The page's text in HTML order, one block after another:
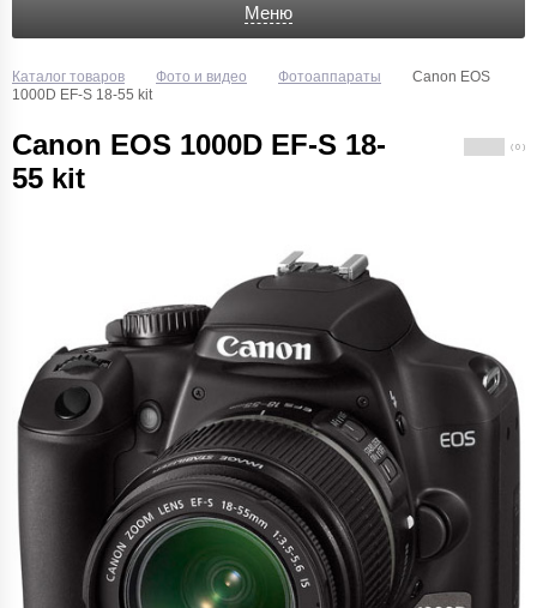
Меню
Каталог товаров Фото и видео Фотоаппараты
Canon EOS
1000D EF-S 18-55 kit
Canon EOS 1000D EF-S 18-
55 kit
( 0 )